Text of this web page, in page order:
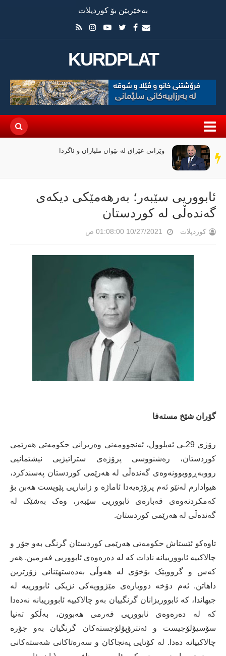
بەخێربێن بۆ کوردپلات
KURDPLAT
سەر
دێڕ
وێرانی عێراق لە نێوان ملیاران و ئاگردا
ئابووریی سێبەر؛ بەرهەمێکی دیکەی
گەندەڵی لە کوردستان
کوردپلات 10/27/2021 01:08:00 ص
گۆران شێخ مستەفا
رۆژی 29ـی ئەیلوول، ئەنجوومەنی وەزیرانی حکومەتی هەرێمی
کوردستان، رەشنووسی پرۆژەی ستراتیژیی نیشتمانیی
رووبەڕووبوونەوەی گەندەڵی لە هەرێمی کوردستان پەسندکرد،
هیوادارم لەنێو ئەم پرۆژەیەدا ئاماژە و زانیاریی پێویست هەبن بۆ
کەمکردنەوەی قەبارەی ئابووریی سێبەر، وەک بەشێک لە
گەندەڵی لە هەرێمی کوردستان.
تاوەکو ئێستاش حکومەتی هەرێمی کوردستان گرنگی بەو جۆر و
چالاکییە ئابوورییانە نادات کە لە دەرەوەی ئابووریی فەرمین. هەر
کەس و گرووپێک بۆخۆی لە هەوڵی بەدەستهێنانی زۆرترین
داهاتن. ئەم دۆخە دووبارەی مێژوویەکی نزیکی ئابوورییە لە
جیهاندا، کە ئابووریزانان گرنگییان بەو چالاکییە ئابوورییانە نەدەدا
کە لە دەرەوەی ئابووریی فەرمی هەبوون، بەڵکو تەنیا
سۆسیۆلۆجیست و ئەنترۆپۆلۆجستەکان گرنگیان بەو جۆرە
چالاکییانە دەدا. لە کۆتایی پەنجاکان و سەرەتاکانی شەستەکانی